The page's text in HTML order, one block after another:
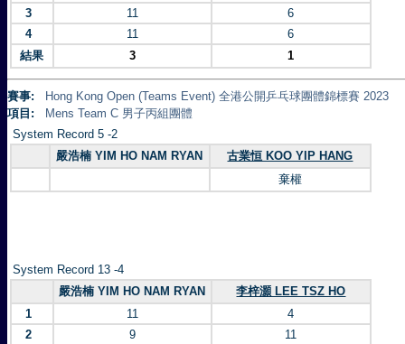
3
11
6
4
11
6
結果
3 1
賽事:
Hong Kong Open (Teams Event) 全港公開乒乓球團體錦標賽 2023
項目:
Mens Team C 男子丙組團體
System Record 5 -2
嚴浩楠 YIM HO NAM RYAN
古業恒 KOO YIP HANG
棄權
System Record 13 -4
嚴浩楠 YIM HO NAM RYAN
李梓灝 LEE TSZ HO
1
11
4
2
9
11